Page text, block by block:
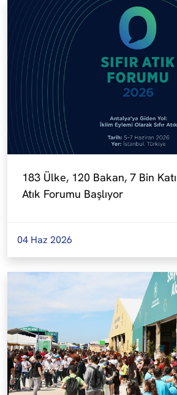
183 Ülke, 120 Bakan, 7 Bin
Atık Forumu Başlıyor
04 Haz 2026